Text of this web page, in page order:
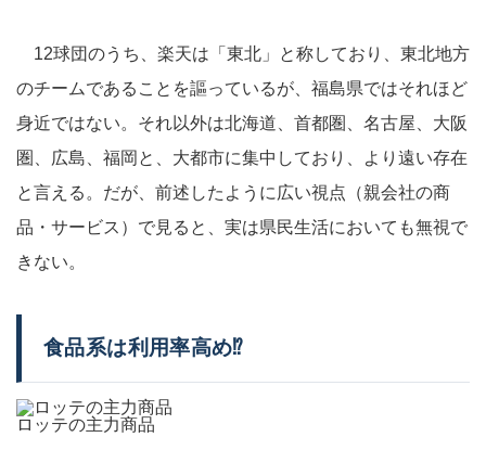
12球団のうち、楽天は「東北」と称しており、東北地方
のチームであることを謳っているが、福島県ではそれほど
身近ではない。それ以外は北海道、首都圏、名古屋、大阪
圏、広島、福岡と、大都市に集中しており、より遠い存在
と言える。だが、前述したように広い視点（親会社の商
品・サービス）で見ると、実は県民生活においても無視で
きない。
食品系は利用率高め⁉️
ロッテの主力商品